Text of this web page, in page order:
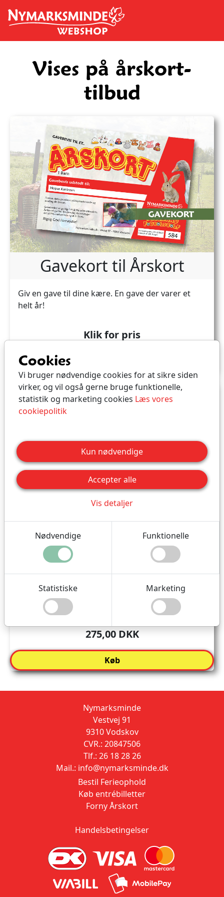
Cookies
Vi bruger nødvendige cookies for at sikre siden
virker, og vil også gerne bruge funktionelle,
statistik og marketing cookies Læs vores
cookiepolitik
Kun nødvendige
Accepter alle
Vis detaljer
Nødvendige Funktionelle
Statistiske Marketing
Vises på årskort-
tilbud
Gavekort til Årskort
Giv en gave til dine kære. En gave der varer et
helt år!
Klik for pris
Kortet gælder i et
fra købsdato.
med kortet får du fordele og rabatter. Fås som
app eller plastikkort.
275,00 DKK
Køb
Nymarksminde
Vestvej 91
9310 Vodskov
CVR.: 20847506
Tlf.: 26 18 28 26
Mail.: info@nymarksminde.dk
Bestil Ferieophold
Køb entrébilletter
Forny Årskort
Handelsbetingelser